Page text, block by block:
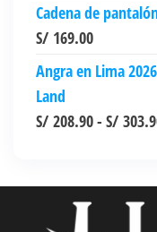
de
producto
Cadena de
S/ 169.00
Angra en Lima
Land
S/ 208.90- S/